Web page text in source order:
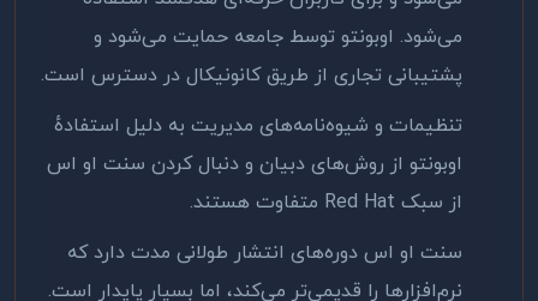
می‌شود. اوبونتو توسط جامعه حمایت می‌شود و
پشتیبانی تجاری از طریق کانونیکال در دسترس است.
تنظیمات و شیوه‌نامه‌های مدیریت به دلیل استفادهٔ
اوبونتو از روش‌های دبیان و دنبال کردن سنت او اس
از سبک Red Hat متفاوت هستند.
سنت او اس دوره‌های انتشار طولانی مدت دارد که
نرم‌افزارها را قدیمی‌تر می‌کند، اما بسیار پایدار است.